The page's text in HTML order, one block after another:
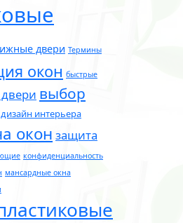
двери Термины
окон быстрые
выбор
дизайн интерьера
окон защита
конфиденциальность
мансардные окна